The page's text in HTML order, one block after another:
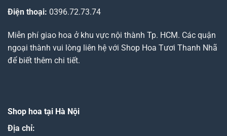
Điện thoại: 0396.72.73.74
Miễn phí giao hoa ở khu vực nội thành Tp. HCM. Các quận
ngoại thành vui lòng liên hệ với Shop Hoa Tươi Thanh Nhã
để biết thêm chi tiết.
Shop hoa tại Hà Nội
Địa chỉ: